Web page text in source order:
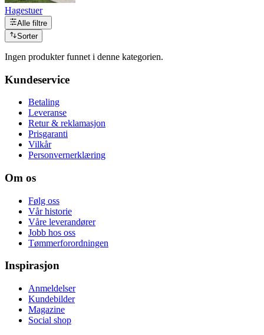
Hagestuer
Alle filtre
Sorter
Ingen produkter funnet i denne kategorien.
Kundeservice
Betaling
Leveranse
Retur & reklamasjon
Prisgaranti
Vilkår
Personvernerklæring
Om os
Følg oss
Vår historie
Våre leverandører
Jobb hos oss
Tømmerforordningen
Inspirasjon
Anmeldelser
Kundebilder
Magazine
Social shop